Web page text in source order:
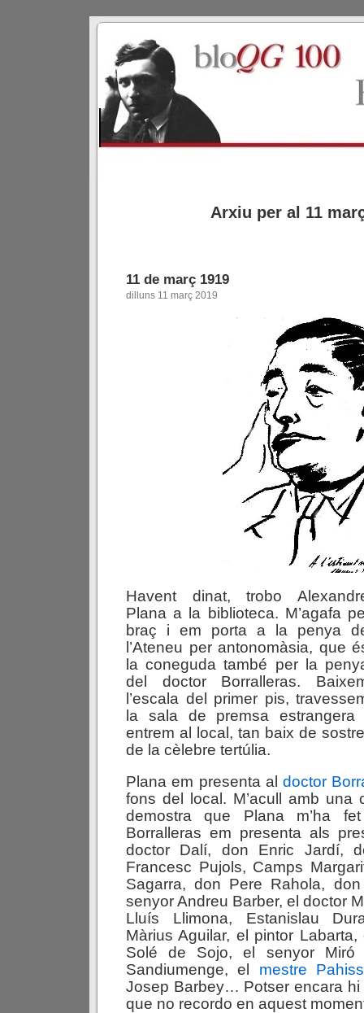
Arxiu per al 11
11 de març 1919
dilluns 11 març 2019
Havent dinat, trobo
Plana a la biblioteca. M’agafa
braç i em porta a la penya
l’Ateneu per antonomàsia, que
la coneguda també per la
del doctor Borralleras.
l’escala del primer pis,
la sala de premsa estrangera
entrem al local, tan baix de
de la cèlebre tertúlia.
Plana em presenta al doctor
fons del local. M’acull amb una
demostra que Plana m’ha
Borralleras em presenta als
doctor Dalí, don Enric Jardí,
Francesc Pujols, Camps
Sagarra, don Pere Rahola,
senyor Andreu Barber, el doctor
Lluís Llimona, Estanislau
Màrius Aguilar, el pintor
Solé de Sojo, el senyor Miró
Sandiumenge, el mestre
Josep Barbey… Potser encara
que no recordo en aquest